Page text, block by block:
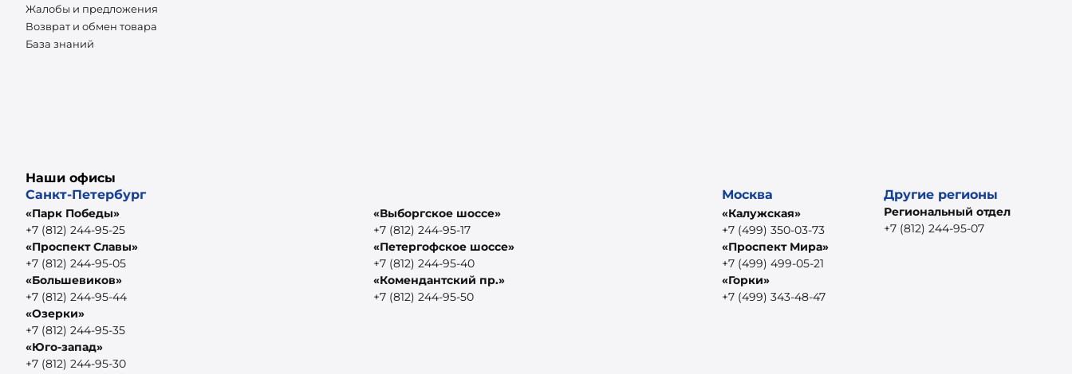
Жалобы и предложения
Возврат и обмен товара
База знаний
Наши офисы
Санкт-Петербург
«Парк Победы»
+7 (812) 244-95-25
«Проспект Славы»
+7 (812) 244-95-05
«Большевиков»
+7 (812) 244-95-44
«Озерки»
+7 (812) 244-95-35
«Юго-запад»
+7 (812) 244-95-30
«Выборгское шоссе»
+7 (812) 244-95-17
«Петергофское шоссе»
+7 (812) 244-95-40
«Комендантский пр.»
+7 (812) 244-95-50
Москва
«Калужская»
+7 (499) 350-03-73
«Проспект Мира»
+7 (499) 499-05-21
«Горки»
+7 (499) 343-48-47
Другие регионы
Региональный отдел
+7 (812) 244-95-07